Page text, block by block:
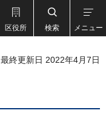
区役所 検索 メニュー
最終更新日 2022年4月7日